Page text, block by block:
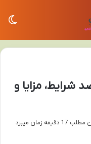
شرایط، مزایا و
زمان میبرد